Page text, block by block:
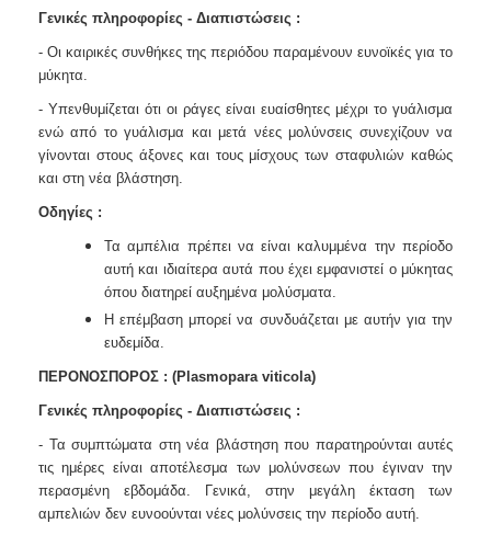
Γενικές πληροφορίες - Διαπιστώσεις :
- Οι καιρικές συνθήκες της περιόδου παραμένουν ευνοϊκές για το
μύκητα.
- Υπενθυμίζεται ότι οι ράγες είναι ευαίσθητες μέχρι το γυάλισμα
ενώ από το γυάλισμα και μετά νέες μολύνσεις συνεχίζουν να
γίνονται στους άξονες και τους μίσχους των σταφυλιών καθώς
και στη νέα βλάστηση.
Οδηγίες :
Τα αμπέλια πρέπει να είναι καλυμμένα την περίοδο
αυτή και ιδιαίτερα αυτά που έχει εμφανιστεί ο μύκητας
όπου διατηρεί αυξημένα μολύσματα.
Η επέμβαση μπορεί να συνδυάζεται με αυτήν για την
ευδεμίδα.
ΠΕΡΟΝΟΣΠΟΡΟΣ : (Plasmopara viticola)
Γενικές πληροφορίες - Διαπιστώσεις :
- Τα συμπτώματα στη νέα βλάστηση που παρατηρούνται αυτές
τις ημέρες είναι αποτέλεσμα των μολύνσεων που έγιναν την
περασμένη εβδομάδα. Γενικά, στην
μεγάλη έκταση των
αμπελιών δεν ευνοούνται νέες μολύνσεις την περίοδο αυτή.